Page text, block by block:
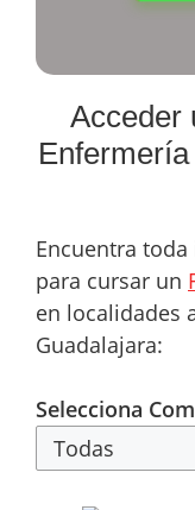
Acceder
Encuentra
para cursar un
en localidades
Guadalajara:
Selecciona